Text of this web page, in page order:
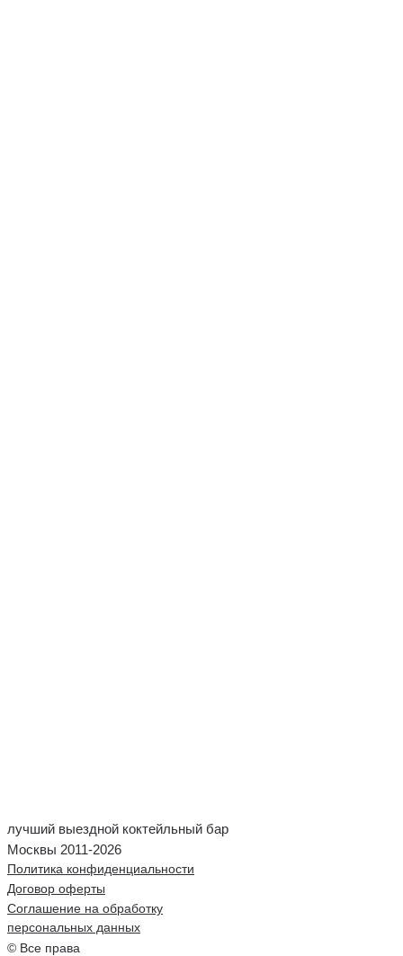
лучший выездной коктейльный бар
Москвы 2011-2026
Политика конфиденциальности
Договор оферты
Соглашение на обработку
персональных данных
© Все права